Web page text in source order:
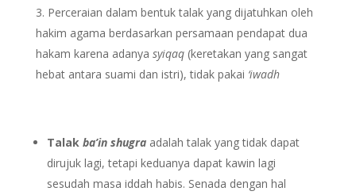
Perceraian dalam bentuk talak yang dijatuhkan oleh
hakim agama berdasarkan persamaan pendapat dua
hakam karena adanya syiqaq(keretakan yang sangat
hebat antara suami dan istri), tidak pakai ‘iwadh
Talak ba’in shugraadalah talak yang tidak dapat
dirujuk lagi, tetapi keduanya dapat kawin lagi
sesudah masa iddah habis. Senada dengan hal